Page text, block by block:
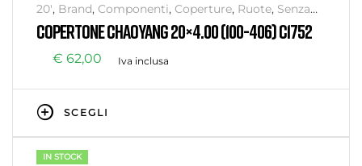
20', Brand, Componenti, Coperture, Ruote, Senza
categoria
COPERTONE CHAOYANG 20×4.00 (100-406) C1752
€ 62,00 Iva inclusa
SCEGLI
IN STOCK